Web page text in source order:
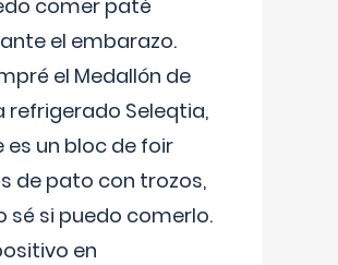
comer paté
el embarazo.
el Medallón de
refrigerado Seleqtia,
es un bloc de foir
de pato con trozos,
sé si puedo comerlo.
en